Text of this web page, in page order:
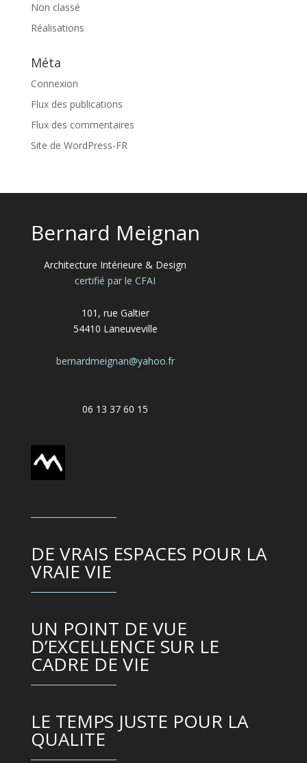
Non classé
Réalisations
Méta
Connexion
Flux des publications
Flux des commentaires
Site de WordPress-FR
Bernard Meignan
Architecture Intérieure & Design
certifié par le CFAI
101, rue Galtier
54410 Laneuveville
bernardmeignan@yahoo.fr
06 13 37 60 15
DE VRAIS ESPACES POUR LA
VRAIE VIE
UN POINT DE VUE
D’EXCELLENCE SUR LE
CADRE DE VIE
LE TEMPS JUSTE POUR LA
QUALITE